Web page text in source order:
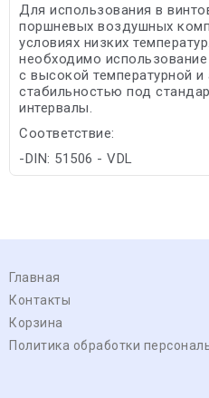
Для использования в
поршневых воздушных
условиях низких
необходимо
с высокой температурной и
стабильностью под
интервалы.
Соответствие:
-DIN: 51506 - VDL
Главная
Контакты
Корзина
Политика обработки